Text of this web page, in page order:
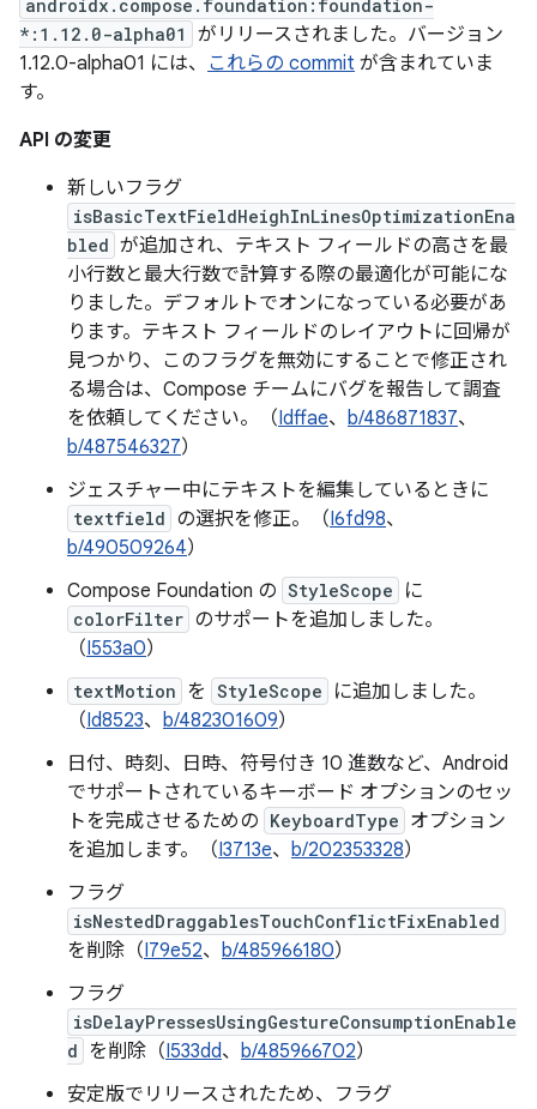
androidx.compose.foundation:foundation-
*:1.12.0-alpha01
がリリースされました。バージョン
1.12.0-alpha01 には、 これらの commit が含まれていま
す。
API の変更
新しいフラグ
isBasicTextFieldHeighInLinesOptimizationEna
bled が追加され、テキスト フィールドの高さを最
小行数と最大行数で計算する際の最適化が可能にな
りました。デフォルトでオンになっている必要があ
ります。テキスト フィールドのレイアウトに回帰が
見つかり、このフラグを無効にすることで修正され
る場合は、Compose チームにバグを報告して調査
を依頼してください。（Idffae、 b/486871837、
b/487546327）
ジェスチャー中にテキストを編集しているときに
textfield の選択を修正。（I6fd98、
b/490509264）
Compose Foundation の StyleScope に
colorFilter のサポートを追加しました。
（I553a0）
textMotion を StyleScope
に追加しました。
（Id8523、 b/482301609）
日付、時刻、日時、符号付き 10 進数など、Android
でサポートされているキーボード オプションのセッ
トを完成させるための KeyboardType オプション
を追加します。（I3713e、 b/202353328）
フラグ
isNestedDraggablesTouchConflictFixEnabled
を削除（I79e52、 b/485966180）
フラグ
isDelayPressesUsingGestureConsumptionEnable
d を削除（I533dd、 b/485966702）
安定版でリリースされたため、フラグ